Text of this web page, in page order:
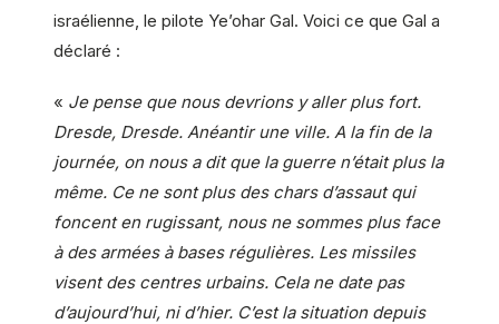
israélienne, le pilote Ye’ohar Gal. Voici ce que Gal a
déclaré :
« Je pense que nous devrions y aller plus fort.
Dresde, Dresde. Anéantir une ville. A la fin de la
journée, on nous a dit que la guerre n’était plus la
même. Ce ne sont plus des chars d’assaut qui
foncent en rugissant, nous ne sommes plus face
à des armées à bases régulières. Les missiles
visent des centres urbains. Cela ne date pas
d’aujourd’hui, ni d’hier. C’est la situation depuis